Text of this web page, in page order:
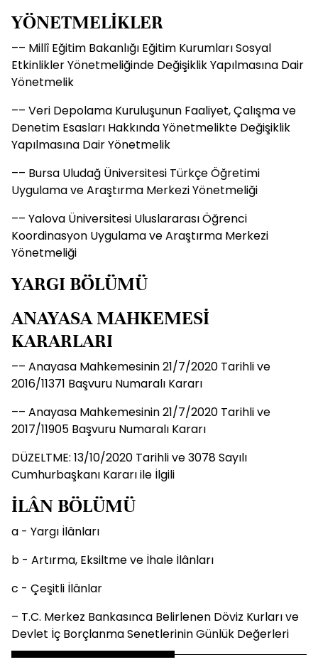
YÖNETMELİKLER
–– Millî Eğitim Bakanlığı Eğitim Kurumları Sosyal
Etkinlikler Yönetmeliğinde Değişiklik Yapılmasına Dair
Yönetmelik
–– Veri Depolama Kuruluşunun Faaliyet, Çalışma ve
Denetim Esasları Hakkında Yönetmelikte Değişiklik
Yapılmasına Dair Yönetmelik
–– Bursa Uludağ Üniversitesi Türkçe Öğretimi
Uygulama ve Araştırma Merkezi Yönetmeliği
–– Yalova Üniversitesi Uluslararası Öğrenci
Koordinasyon Uygulama ve Araştırma Merkezi
Yönetmeliği
YARGI BÖLÜMÜ
ANAYASA MAHKEMESİ
KARARLARI
–– Anayasa Mahkemesinin 21/7/2020 Tarihli ve
2016/11371 Başvuru Numaralı Kararı
–– Anayasa Mahkemesinin 21/7/2020 Tarihli ve
2017/11905 Başvuru Numaralı Kararı
DÜZELTME: 13/10/2020 Tarihli ve 3078 Sayılı
Cumhurbaşkanı Kararı ile İlgili
İLÂN BÖLÜMÜ
a - Yargı İlânları
b - Artırma, Eksiltme ve İhale İlânları
c - Çeşitli İlânlar
– T.C. Merkez Bankasınca Belirlenen Döviz Kurları ve
Devlet İç Borçlanma Senetlerinin Günlük Değerleri